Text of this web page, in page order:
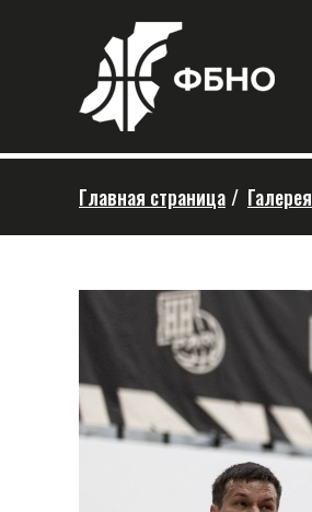
Главная страница / Галерея